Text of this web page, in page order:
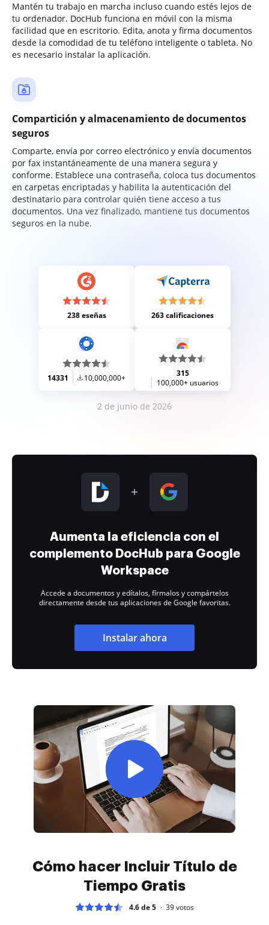
Mantén tu trabajo en marcha incluso cuando estés lejos de
tu ordenador. DocHub funciona en móvil con la misma
facilidad que en escritorio. Edita, anota y firma documentos
desde la comodidad de tu teléfono inteligente o tableta. No
es necesario instalar la aplicación.
Compartición y almacenamiento de documentos
seguros
Comparte, envía por correo electrónico y envía documentos
por fax instantáneamente de una manera segura y
conforme. Establece una contraseña, coloca tus documentos
en carpetas encriptadas y habilita la autenticación del
destinatario para controlar quién tiene acceso a tus
documentos. Una vez finalizado, mantiene tus documentos
seguros en la nube.
238 eseñas 263 calificaciones
14331 10,000,000+
315
100,000+ usuarios
2 de junio de 2026
Aumenta la eficiencia con el
complemento DocHub para Google
Workspace
Accede a documentos y edítalos, fírmalos y compártelos
directamente desde tus aplicaciones de Google favoritas.
Instalar ahora
Cómo hacer Incluir Título de
Tiempo Gratis
4.6 de 5 39votos